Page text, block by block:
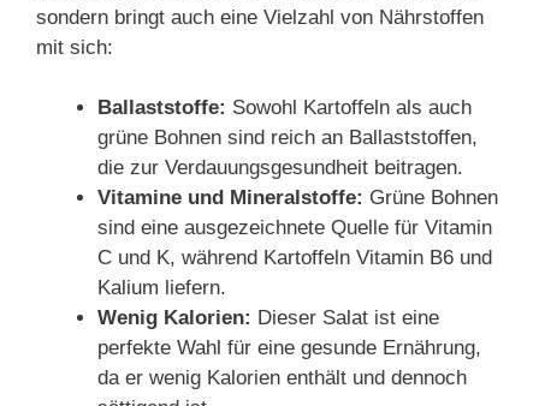
sondern bringt auch eine Vielzahl von Nährstoffen
mit sich:
Ballaststoffe: Sowohl Kartoffeln als auch
grüne Bohnen sind reich an Ballaststoffen,
die zur Verdauungsgesundheit beitragen.
Vitamine und Mineralstoffe: Grüne Bohnen
sind eine ausgezeichnete Quelle für Vitamin
C und K, während Kartoffeln Vitamin B6 und
Kalium liefern.
Wenig Kalorien: Dieser Salat ist eine
perfekte Wahl für eine gesunde Ernährung,
da er wenig Kalorien enthält und dennoch